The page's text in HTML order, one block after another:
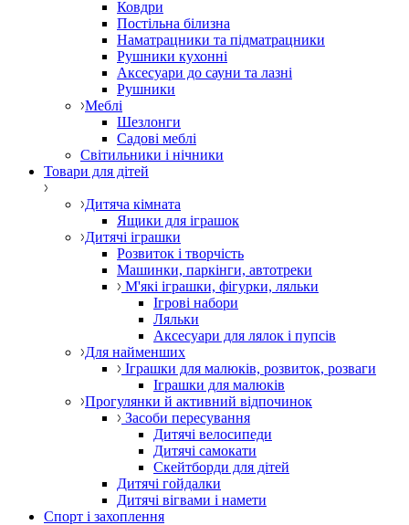
Ковдри
Постільна білизна
Наматрацники та підматрацники
Рушники кухонні
Аксесуари до сауни та лазні
Рушники
Меблі
Шезлонги
Садові меблі
Світильники і нічники
Товари для дітей
Дитяча кімната
Ящики для іграшок
Дитячі іграшки
Розвиток і творчість
Машинки, паркінги, автотреки
М'які іграшки, фігурки, ляльки
Ігрові набори
Ляльки
Аксесуари для лялок і пупсів
Для найменших
Іграшки для малюків, розвиток, розваги
Іграшки для малюків
Прогулянки й активний відпочинок
Засоби пересування
Дитячі велосипеди
Дитячі самокати
Скейтборди для дітей
Дитячі гойдалки
Дитячі вігвами і намети
Спорт і захоплення